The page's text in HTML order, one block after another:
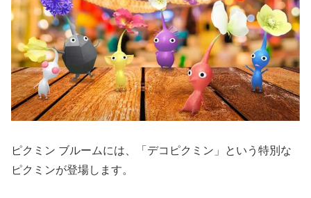
ピクミン ブルームには、「デコピクミン」という特別な
ピクミンが登場します。